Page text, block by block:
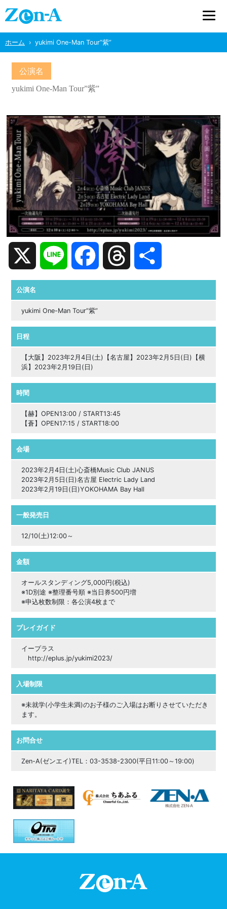
ホーム yukimi One-Man Tour”紫”
公演名
yukimi One-Man Tour”紫”
Line Facebook Threads
有
公演名
yukimi One-Man Tour”紫”
日程
【大阪】2023年2月4日(土)【名古屋】2023年2月5日(日)【横
浜】2023年2月19日(日)
時間
【赫】OPEN13:00 / START13:45
【蒼】OPEN17:15 / START18:00
会場
2023年2月4日(土)心斎橋Music Club JANUS
2023年2月5日(日)名古屋 Electric Lady Land
2023年2月19日(日)YOKOHAMA Bay Hall
一般発売日
12/10(土)12:00～
金額
オールスタンディング5,000円(税込)
※1D別途 ※整理番号順 ※当日券500円増
※申込枚数制限：各公演4枚まで
プレイガイド
イープラス
http://eplus.jp/yukimi2023/
入場制限
※未就学(小学生未満)のお子様のご入場はお断りさせていただき
ます。
お問合せ
Zen-A(ゼンエイ)TEL：03-3538-2300(平日11:00～19:00)